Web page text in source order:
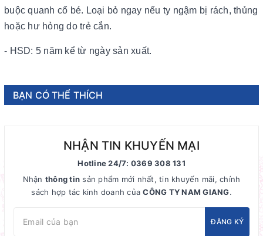
buộc quanh cổ bé. Loại bỏ ngay nếu ty ngậm bị rách, thủng
hoặc hư hỏng do trẻ cắn.
- HSD: 5 năm kể từ ngày sản xuất.
BẠN CÓ THỂ THÍCH
NHẬN TIN KHUYẾN MẠI
Hotline 24/7: 0369 308 131
Nhận thông tin sản phẩm mới nhất, tin khuyến mãi, chính
sách hợp tác kinh doanh củaCÔNG TY NAM GIANG.
ĐĂNG KÝ